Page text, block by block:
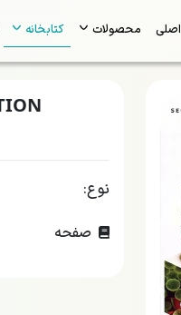
محصولات کتابخانه
نوع:
صفحه